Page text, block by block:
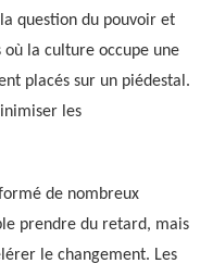
question du pouvoir et
où la culture occupe une
placés sur un piédestal.
les
de nombreux
prendre du retard, mais
le changement. Les